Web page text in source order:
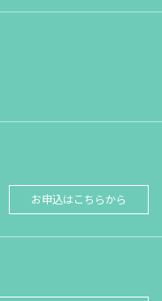
お申込はこちらから